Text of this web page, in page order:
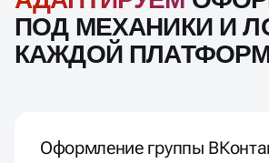
АДАПТИРУЕМ
ПОД МЕХАНИКИ И